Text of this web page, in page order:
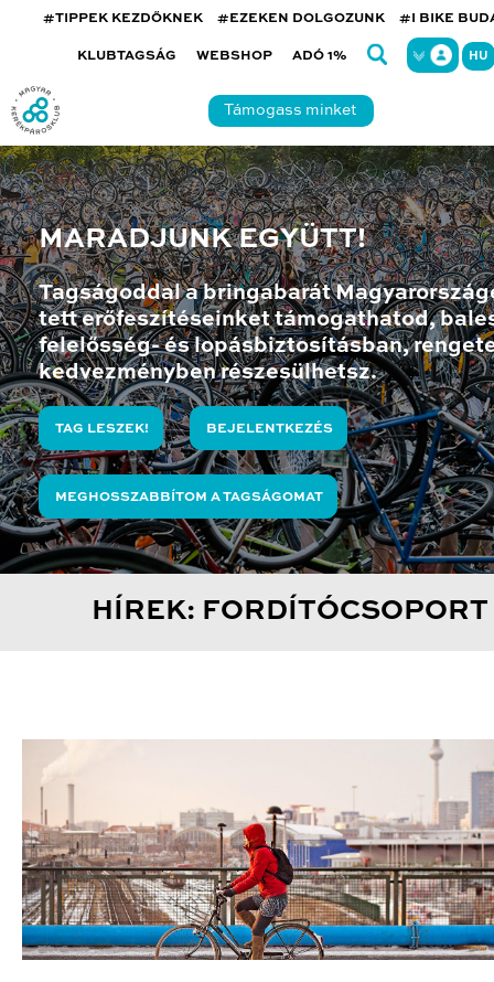
#TIPPEK KEZDŐKNEK #EZEKEN DOLGOZUNK #I BIKE
KLUBTAGSÁG WEBSHOP ADÓ 1% HU
Támogass minket
MARADJUNK EGYÜTT!
Tagságoddal a bringabarát
tett erőfeszítéseinket támogathatod,
felelősség- és lopásbiztosításban,
kedvezményben részesülhetsz.
TAG LESZEK! BEJELENTKEZÉS
MEGHOSSZABBÍTOM A TAGSÁGOMAT
HÍREK: FORDÍTÓCSOPORT